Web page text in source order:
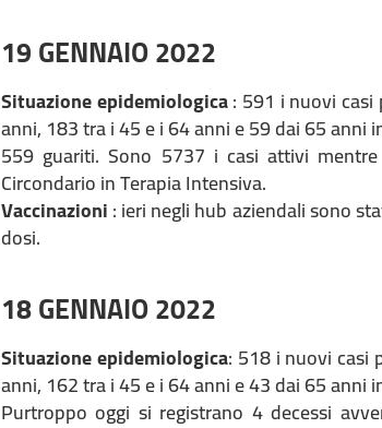
19 GENNAIO 2022
Situazione epidemiologica: 591 i nuovi casi
anni, 183 tra i 45 e i 64 anni e 59 dai 65 anni
559 guariti. Sono 5737 i casi attivi
Circondario in Terapia Intensiva.
Vaccinazioni: ieri negli hub aziendali sono
dosi.
18 GENNAIO 2022
Situazione epidemiologica: 518 i nuovi casi
anni, 162 tra i 45 e i 64 anni e 43 dai 65 anni
Purtroppo oggi si registrano 4 decessi